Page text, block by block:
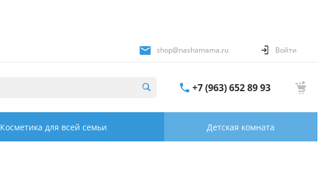
shop@nashamama.ru Войти
+7 (963) 652 89 93
Косметика для всей семьи Детская комната